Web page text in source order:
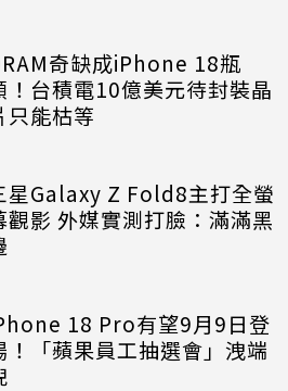
奇缺成iPhone 18瓶
！台積電10億美元待封裝晶
只能枯等
星Galaxy Z Fold8主打全螢
觀影 外媒實測打臉：滿滿黑
18 Pro有望9月9日登
！「蘋果員工抽選會」洩端